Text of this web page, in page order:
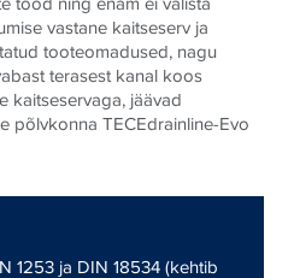
vastane kaitseserv ja
tooteomadused, nagu
terasest kanal koos
kaitseservaga, jäävad
põlvkonna TECEdrainline-Evo
1253 ja DIN 18534 (kehtib